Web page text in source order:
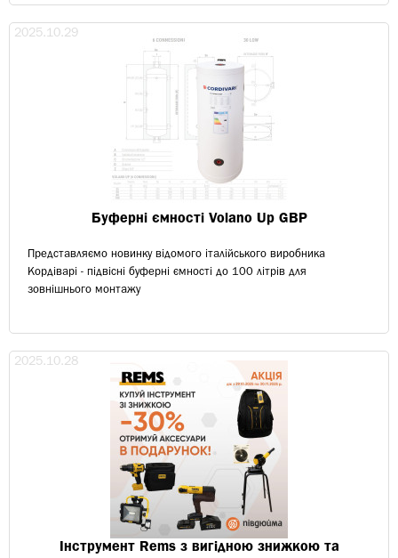
2025.10.29
Буферні ємності Volano Up GBP
Представляємо новинку відомого італійського виробника
Кордіварі - підвісні буферні ємності до 100 літрів для
зовнішнього монтажу
2025.10.28
Інструмент Rems з вигідною знижкою та